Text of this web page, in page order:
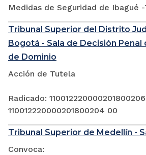
Medidas de Seguridad de Ibagué -
Tribunal Superior del Distrito
Bogotá - Sala de Decisión Penal
de Dominio
Acción de Tutela
Radicado:
110012220000201800204 00
Tribunal Superior de Medellín -
Convoca: